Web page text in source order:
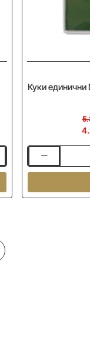
Куки единични
единични
Super